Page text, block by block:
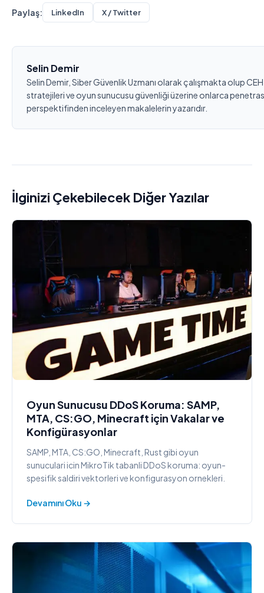
Paylaş: LinkedIn X / Twitter
Selin Demir
Selin Demir, Siber Güvenlik Uzmanı olarak çalışmakta olup
stratejileri ve oyun sunucusu güvenliği üzerine onlarca
perspektifinden inceleyen makalelerin yazarıdır.
İlginizi Çekebilecek Diğer Yazılar
Oyun Sunucusu DDoS Koruma: SAMP,
MTA, CS:GO, Minecraft için Vakalar ve
Konfigürasyonlar
SAMP, MTA, CS:GO, Minecraft, Rust gibi oyun
sunuculari icin MikroTik tabanli DDoS koruma: oyun-
spesifik saldiri vektorleri ve konfigurasyon ornekleri.
Devamını Oku →